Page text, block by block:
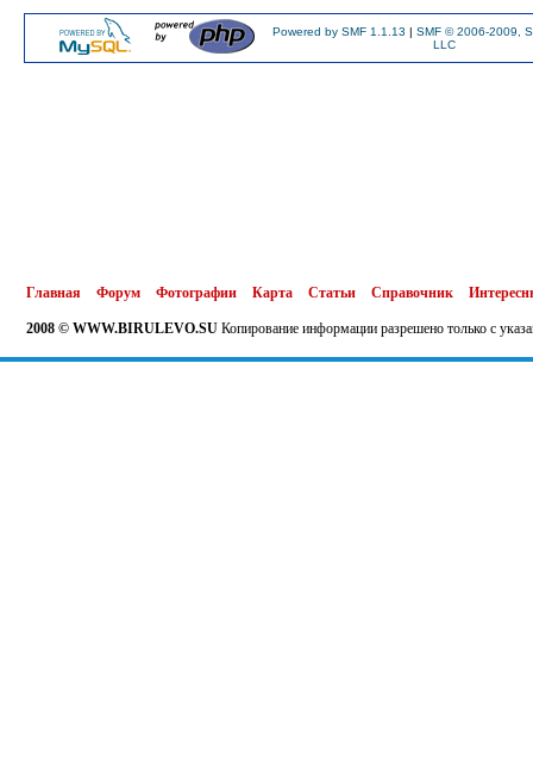
Powered by SMF 1.1.13 | SMF © 2006-2009,
LLC
Главная Форум Фотографии Карта Статьи Справочник
2008 © WWW.BIRULEVO.SU Копирование информации разрешено только с